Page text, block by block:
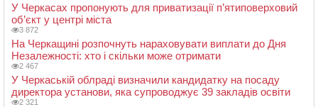
У Черкасах пропонують для приватизації п’ятиповерховий
об’єкт у центрі міста
3 872
На Черкащині розпочнуть нараховувати виплати до Дня
Незалежності: хто і скільки може отримати
2 467
У Черкаській облраді визначили кандидатку на посаду
директора установи, яка супроводжує 39 закладів освіти
2 321